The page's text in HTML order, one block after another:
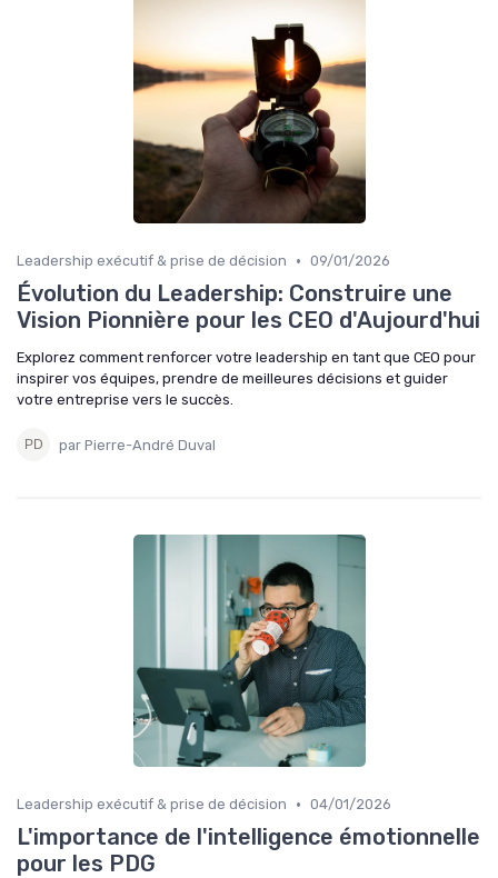
Leadership exécutif & prise de décision • 09/01/2026
Évolution du Leadership: Construire une
Vision Pionnière pour les CEO d'Aujourd'hui
Explorez comment renforcer votre leadership en tant que CEO pour
inspirer vos équipes, prendre de meilleures décisions et guider
votre entreprise vers le succès.
par Pierre-André Duval
Leadership exécutif & prise de décision • 04/01/2026
L'importance de l'intelligence émotionnelle
pour les PDG